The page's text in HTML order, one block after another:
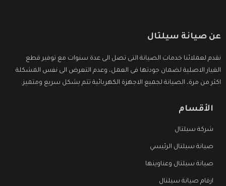
عن صيانة سيلتال
نقدم لعملائنا خدمات الصيانة التى تصل الى عدة سنوات مع توفير قطع
الغيار الاصلية لضمان جودتها فى العمل، وعدم التعرض الى نفس المشكلة
اكثر من مرة، الصيانة لجميع الاجهزة الكهربائية تتم بشكل سريع ومتميز.
الأقسام
شركة سيلتال
صيانة سيلتال الرئيسي
صيانة سيلتال وعناوينها
ارقام صيانة سيلتال